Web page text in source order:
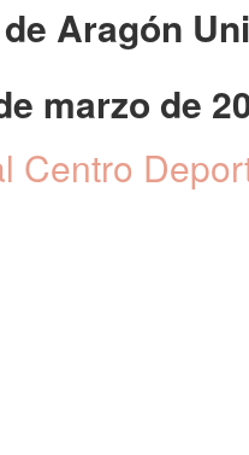
Aragón
marzo de
Centro